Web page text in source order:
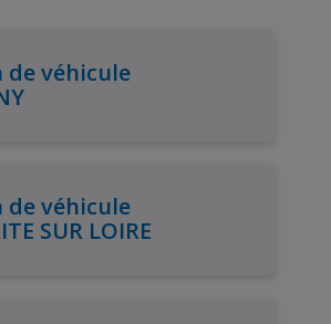
de véhicule
de véhicule
SUR LOIRE